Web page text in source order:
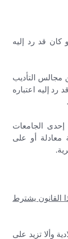
كان قد رد إليه
مجالس التأديب
إليه اعتباره
الجامعات
معادلة أو على
في المادة (5) من هذا القانون يشترط
وألا تزيد على